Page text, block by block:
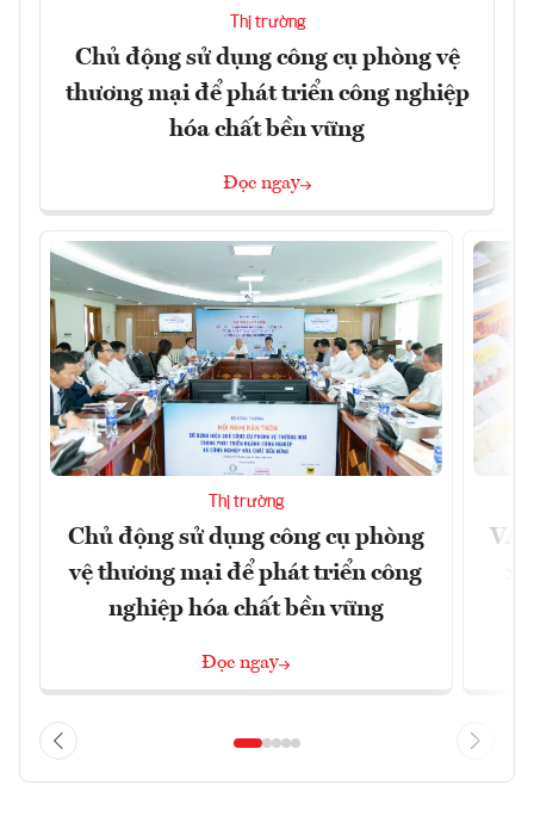
Thị trường
Chủ động sử dụng công cụ phòng vệ
thương mại để phát triển công nghiệp
hóa chất bền vững
Đọc ngay
Thị trường
Chủ động sử dụng công cụ phòng
vệ thương mại để phát triển công
nghiệp hóa chất bền vững
Đọc ngay